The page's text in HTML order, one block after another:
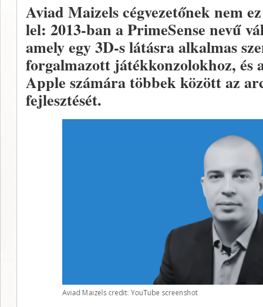
Aviad Maizels cégvezetőnek nem
lel: 2013-ban a PrimeSense nevű
amely egy 3D-s látásra alkalmas
forgalmazott játékkonzolokhoz, és
Apple számára többek között az
fejlesztését.